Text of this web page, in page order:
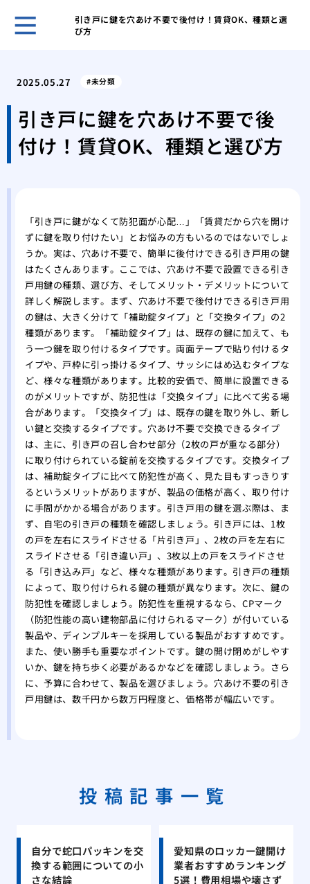
引き戸に鍵を穴あけ不要で後付け！賃貸OK、種類と選
び方
ラ
自
タ
鍵
2025.05.27 未分類
引き戸に鍵を穴あけ不要で後
付け！賃貸OK、種類と選び方
「引き戸に鍵がなくて防犯面が心配…」「賃貸だから穴を開け
ずに鍵を取り付けたい」とお悩みの方もいるのではないでしょ
うか。実は、穴あけ不要で、簡単に後付けできる引き戸用の鍵
はたくさんあります。ここでは、穴あけ不要で設置できる引き
戸用鍵の種類、選び方、そしてメリット・デメリットについて
詳しく解説します。まず、穴あけ不要で後付けできる引き戸用
の鍵は、大きく分けて「補助錠タイプ」と「交換タイプ」の2
種類があります。「補助錠タイプ」は、既存の鍵に加えて、も
う一つ鍵を取り付けるタイプです。両面テープで貼り付けるタ
イプや、戸枠に引っ掛けるタイプ、サッシにはめ込むタイプな
ど、様々な種類があります。比較的安価で、簡単に設置できる
のがメリットですが、防犯性は「交換タイプ」に比べて劣る場
合があります。「交換タイプ」は、既存の鍵を取り外し、新し
い鍵と交換するタイプです。穴あけ不要で交換できるタイプ
は、主に、引き戸の召し合わせ部分（2枚の戸が重なる部分）
に取り付けられている錠前を交換するタイプです。交換タイプ
は、補助錠タイプに比べて防犯性が高く、見た目もすっきりす
るというメリットがありますが、製品の価格が高く、取り付け
に手間がかかる場合があります。引き戸用の鍵を選ぶ際は、ま
ず、自宅の引き戸の種類を確認しましょう。引き戸には、1枚
の戸を左右にスライドさせる「片引き戸」、2枚の戸を左右に
スライドさせる「引き違い戸」、3枚以上の戸をスライドさせ
る「引き込み戸」など、様々な種類があります。引き戸の種類
によって、取り付けられる鍵の種類が異なります。次に、鍵の
防犯性を確認しましょう。防犯性を重視するなら、CPマーク
（防犯性能の高い建物部品に付けられるマーク）が付いている
製品や、ディンプルキーを採用している製品がおすすめです。
また、使い勝手も重要なポイントです。鍵の開け閉めがしやす
いか、鍵を持ち歩く必要があるかなどを確認しましょう。さら
に、予算に合わせて、製品を選びましょう。穴あけ不要の引き
戸用鍵は、数千円から数万円程度と、価格帯が幅広いです。
投稿記事一覧
自分で蛇口パッキンを交
換する範囲についての小
さな結論
愛知県のロッカー鍵開け
業者おすすめランキング
5選！費用相場や壊さず